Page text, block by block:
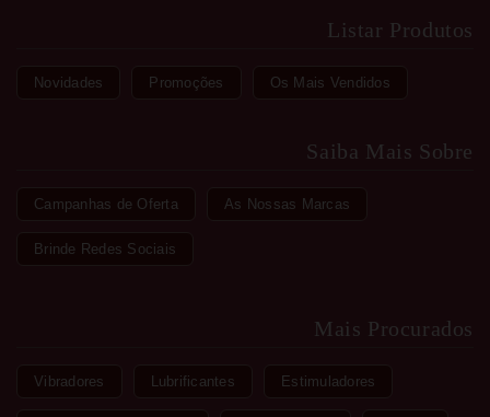
Listar Produtos
Novidades Promoções Os Mais Vendidos
Saiba Mais Sobre
Campanhas de Oferta As Nossas Marcas
Brinde Redes Sociais
Mais Procurados
Vibradores Lubrificantes Estimuladores